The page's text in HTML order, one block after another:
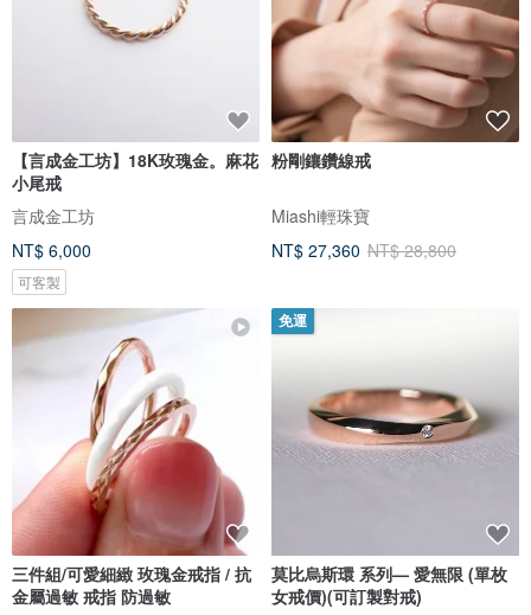
【言成金工坊】18K玫瑰金。麻花
小尾戒
言成金工坊
NT$ 6,000
可客製
粉剛鑲鑽線戒
Miashi輕珠寶
NT$ 27,360 NT$ 28,800
三件組/可愛細緻 玫瑰金戒指 / 抗
金屬過敏 戒指 防過敏
免運
莫比烏斯環 系列— 愛無限 (單枚
女戒價)(可訂製對戒)